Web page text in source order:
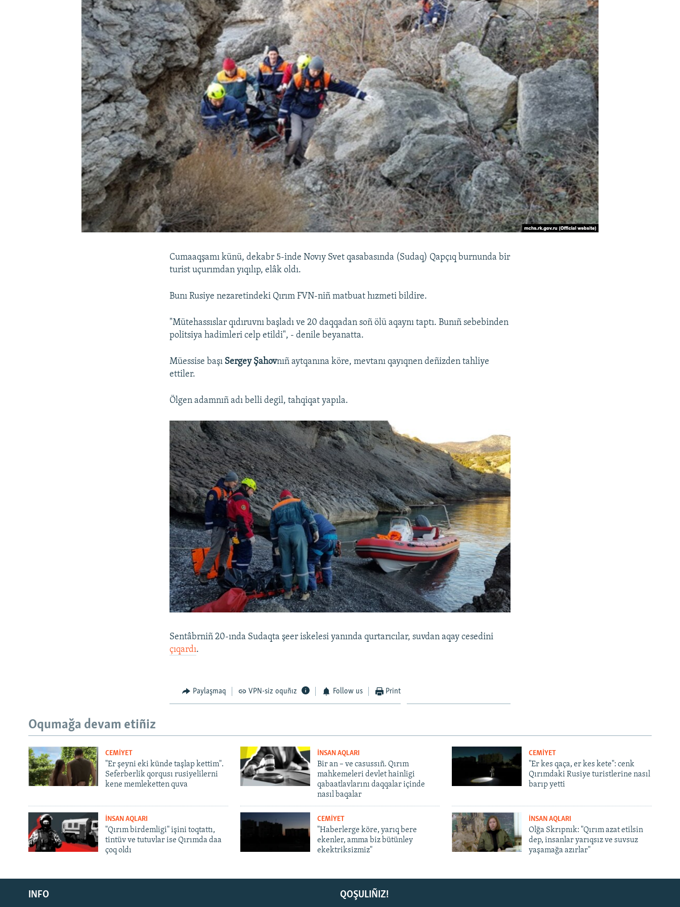
Русский
Українською
Cumaaqşamı künü, dekabr 5-inde Novıy Svet qasabasında (Sudaq) Qapçıq burnunda bir
turist uçurımdan yıqılıp, elâk oldı.
Bunı Rusiye nezaretindeki Qırım FVN-niñ matbuat hızmeti bildire.
"Mütehassıslar qıdıruvnı başladı ve 20 daqqadan soñ ölü aqaynı taptı. Bunıñ sebebinden
politsiya hadimleri celp etildi", - denile beyanatta.
Müessise başı Sergey Şahovnıñ aytqanına köre, mevtanı qayıqnen deñizden tahliye
ettiler.
Ölgen adamnıñ adı belli degil, tahqiqat yapıla.
Sentâbrniñ 20-ında Sudaqta şeer iskelesi yanında qurtarıcılar, suvdan aqay cesedini
çıqardı.
Paylaşmaq VPN-siz oquñız Follow us Print
Oqumağa devam etiñiz
CEMİYET
"Er şeyni eki künde taşlap kettim".
Seferberlik qorqusı rusiyelilerni
kene memleketten quva
İNSAN AQLARI
Bir an – ve casussıñ. Qırım
mahkemeleri devlet hainligi
qabaatlavlarını daqqalar içinde
nasıl baqalar
CEMİYET
"Er kes qaça, er kes kete": cenk
Qırımdaki Rusiye turistlerine nasıl
barıp yetti
İNSAN AQLARI
"Qırım birdemligi" işini toqtattı,
tintüv ve tutuvlar ise Qırımda daa
çoq oldı
CEMİYET
"Haberlerge köre, yarıq bere
ekenler, amma biz bütünley
ekektriksizmiz"
İNSAN AQLARI
Olğa Skrıpnık: "Qırım azat etilsin
dep, insanlar yarıqsız ve suvsuz
yaşamağa azırlar"
QOŞULIÑIZ!
INFO